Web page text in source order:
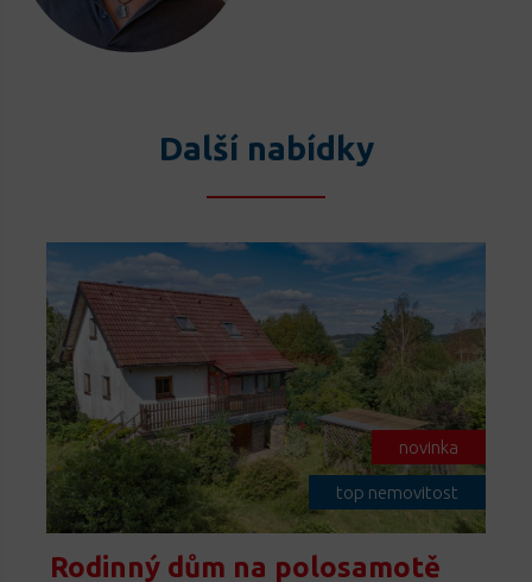
Další nabídky
novinka
top nemovitost
Rodinný dům na polosamotě